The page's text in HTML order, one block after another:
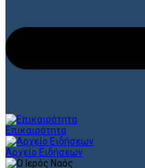
Επικαιρότητα
Αρχείο Ειδήσεων